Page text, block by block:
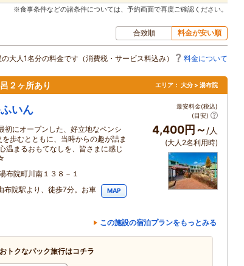
※食事条件などの諸条件については、予約画面で再度ご確認ください。
合致順 料金が安い順
大人1名分の料金です（消費税・サービス料込み） 料金について
２ヶ所あり エリア： 大分 > 湯布院
いん
にオープンした、好立地なペンシ
を歩むとともに、当時からの趣が詰ま
温まるおもてなしを、皆さまに感じ
布院町川南１３８－１
院駅より、徒歩7分。お車
MAP
最安料金(税込)
(目安)
4,400円～ /人
(大人2名利用時)
この施設の宿泊プランをもっとみる
トクなパック旅行はコチラ